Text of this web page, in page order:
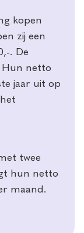
kopen
zij een
. De
Hun netto
jaar uit op
twee
hun netto
maand.